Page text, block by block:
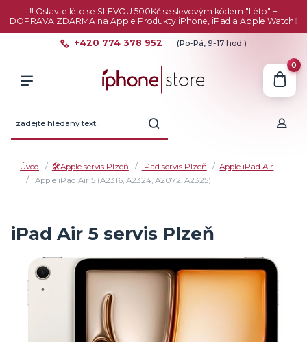
‼️ Oslavte léto se SLEVOU 500Kč se slevovým kódem "Léto" +
DOPRAVA ZDARMA na Apple Produkty iPhone, iPad a Apple Watch‼️
+420 774 378 952 (Po-Pá, 9-17 hod.)
0
Úvod 🛠️Apple servis Plzeň iPad servis Plzeň
Apple iPad Air
Apple iPad Air 5 (A2316, A2324, A2072, A2325)
iPad Air 5 servis Plzeň